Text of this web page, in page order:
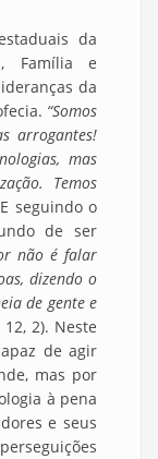
da
Família e
da
“Somos
arrogantes!
mas
Temos
seguindo o
de ser
não é falar
dizendo o
de gente e
2). Neste
de agir
mas por
à pena
e seus